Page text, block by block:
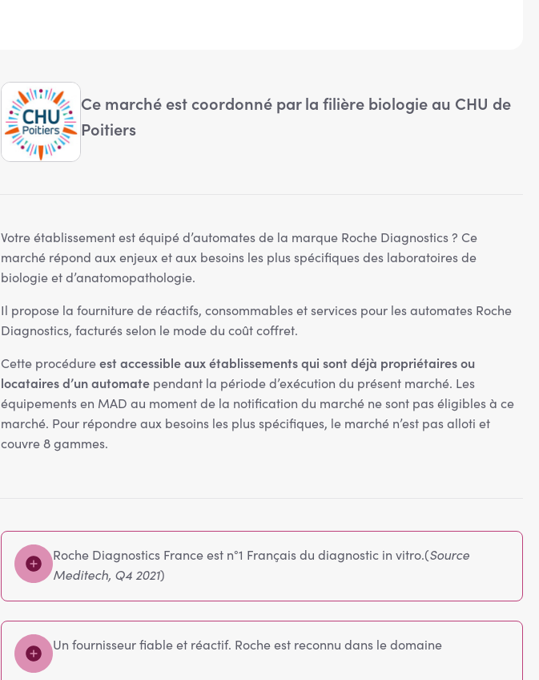
Ce marché est coordonné par la filière biologie au CHU de
Poitiers
Votre établissement est équipé d’automates de la marque Roche Diagnostics ? Ce
marché répond aux enjeux et aux besoins les plus spécifiques des laboratoires de
biologie et d’anatomopathologie.
Il propose la fourniture de réactifs, consommables et services pour les automates Roche
Diagnostics, facturés selon le mode du coût coffret.
Cette procédureest accessible aux établissements qui sont déjà propriétaires ou
locataires d’un automate pendant la période d’exécution du présent marché. Les
équipements en MAD au moment de la notification du marché ne sont pas éligibles à ce
marché. Pour répondre aux besoins les plus spécifiques, le marché n’est pas alloti et
couvre 8 gammes.
Roche Diagnostics France est n°1 Français du diagnostic in vitro.(Source
Meditech, Q4 2021)
Un fournisseur fiable et réactif. Roche est reconnu dans le domaine